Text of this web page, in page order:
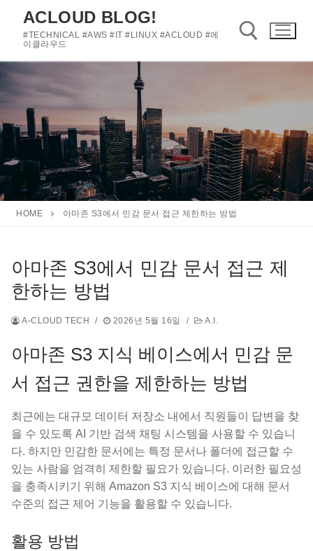
로
로
기
ACLOUD BLOG!
#TECHNICAL #AWS #IT #LINUX #ACLOUD #에
이클라우드
HOME 아마존 S3에서 민감 문서 접근 제한하는 방법
아마존 S3에서 민감 문서 접근 제
한하는 방법
A-CLOUD TECH / 2026년 5월 16일 / A.I.
아마존 S3 지식 베이스에서 민감 문
서 접근 권한을 제한하는 방법
최근에는 대규모 데이터 저장소 내에서 직원들이 답변을 찾
을 수 있도록 AI 기반 검색 채팅 시스템을 사용할 수 있습니
다. 하지만 민감한 문서에는 특정 문서나 폴더에 접근할 수
있는 사람을 엄격히 제한할 필요가 있습니다. 이러한 필요성
을 충족시키기 위해 Amazon S3 지식 베이스에 대해 문서
수준의 접근 제어 기능을 활용할 수 있습니다.
활용 방법